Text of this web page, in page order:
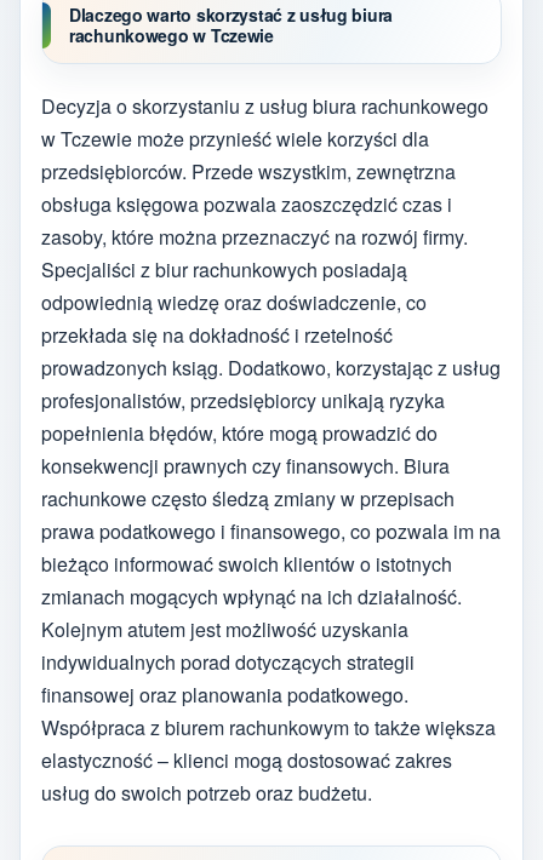
Dlaczego warto skorzystać z usług biura
rachunkowego w Tczewie
Decyzja o skorzystaniu z usług biura rachunkowego
w Tczewie może przynieść wiele korzyści dla
przedsiębiorców. Przede wszystkim, zewnętrzna
obsługa księgowa pozwala zaoszczędzić czas i
zasoby, które można przeznaczyć na rozwój firmy.
Specjaliści z biur rachunkowych posiadają
odpowiednią wiedzę oraz doświadczenie, co
przekłada się na dokładność i rzetelność
prowadzonych ksiąg. Dodatkowo, korzystając z usług
profesjonalistów, przedsiębiorcy unikają ryzyka
popełnienia błędów, które mogą prowadzić do
konsekwencji prawnych czy finansowych. Biura
rachunkowe często śledzą zmiany w przepisach
prawa podatkowego i finansowego, co pozwala im na
bieżąco informować swoich klientów o istotnych
zmianach mogących wpłynąć na ich działalność.
Kolejnym atutem jest możliwość uzyskania
indywidualnych porad dotyczących strategii
finansowej oraz planowania podatkowego.
Współpraca z biurem rachunkowym to także większa
elastyczność – klienci mogą dostosować zakres
usług do swoich potrzeb oraz budżetu.